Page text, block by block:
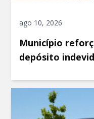
ago 10, 2026
Município
depósito